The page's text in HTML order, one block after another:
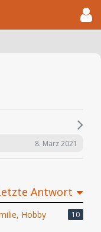
8. März 2021
Antwort
Hobby
10